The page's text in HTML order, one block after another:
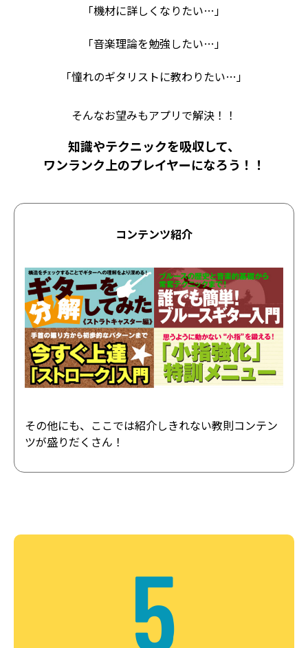
「機材に詳しくなりたい…」
「音楽理論を勉強したい…」
「憧れのギタリストに教わりたい…」
そんなお望みもアプリで解決！！
知識やテクニックを吸収して、
ワンランク上のプレイヤーになろう！！
コンテンツ紹介
その他にも、ここでは紹介しきれない教則コンテン
ツが盛りだくさん！
5